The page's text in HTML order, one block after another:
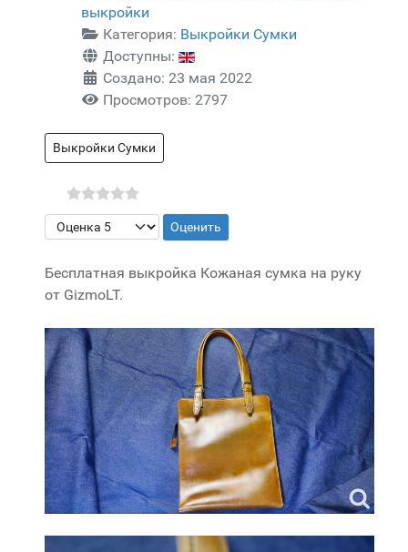
выкройки
Категория: Выкройки Сумки
Доступны:
Создано: 23 мая 2022
Просмотров: 2797
Выкройки Сумки
Пожалуйста, оцените
Бесплатная выкройка Кожаная сумка на руку
от GizmoLT.